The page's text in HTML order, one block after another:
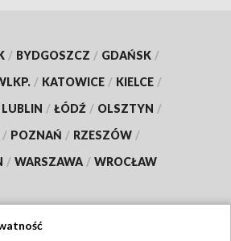
/ BYDGOSZCZ / GDAŃSK /
/ KATOWICE / KIELCE /
LUBLIN / ŁÓDŹ / OLSZTYN /
/ POZNAŃ / RZESZÓW /
/ WARSZAWA / WROCŁAW